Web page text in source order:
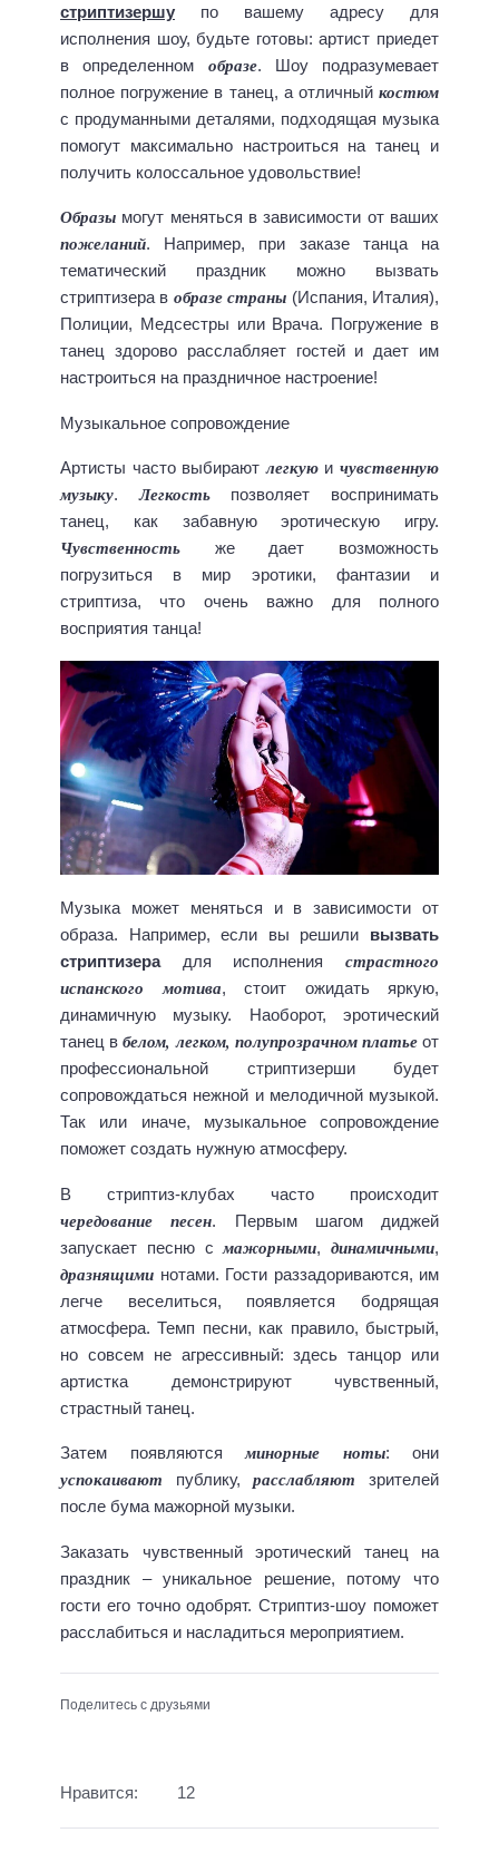
стриптизершу по вашему адресу для
исполнения шоу, будьте готовы: артист приедет
в определенном образе. Шоу подразумевает
полное погружение в танец, а отличный костюм
с продуманными деталями, подходящая музыка
помогут максимально настроиться на танец и
получить колоссальное удовольствие!
Образы могут меняться в зависимости от ваших
пожеланий. Например, при заказе танца на
тематический праздник можно вызвать
стриптизера в образе страны (Испания, Италия),
Полиции, Медсестры или Врача. Погружение в
танец здорово расслабляет гостей и дает им
настроиться на праздничное настроение!
Музыкальное сопровождение
Артисты часто выбираютлегкуюичувственную
музыку.Легкостьпозволяет воспринимать
танец, как забавную эротическую игру.
Чувственность же дает возможность
погрузиться в мир эротики, фантазии и
стриптиза, что очень важно для полного
восприятия танца!
Музыка может меняться и в зависимости от
образа. Например, если вы решили вызвать
стриптизера для исполнениястрастного
испанского мотива, стоит ожидать яркую,
динамичную музыку. Наоборот, эротический
танец вбелом, легком, полупрозрачном платьеот
профессиональной стриптизерши будет
сопровождаться нежной и мелодичной музыкой.
Так или иначе, музыкальное сопровождение
поможет создать нужную атмосферу.
В стриптиз-клубах часто происходит
чередование песен. Первым шагом диджей
запускает песню с мажорными, динамичными,
дразнящими нотами. Гости раззадориваются, им
легче веселиться, появляется бодрящая
атмосфера. Темп песни, как правило, быстрый,
но совсем не агрессивный: здесь танцор или
артистка демонстрируют чувственный,
страстный танец.
Затем появляются минорные ноты: они
успокаивают публику,расслабляют зрителей
после бума мажорной музыки.
Заказать чувственный эротический танец на
праздник – уникальное решение, потому что
гости его точно одобрят. Стриптиз-шоу поможет
расслабиться и насладиться мероприятием.
Поделитесь с друзьями
Нравится: 12